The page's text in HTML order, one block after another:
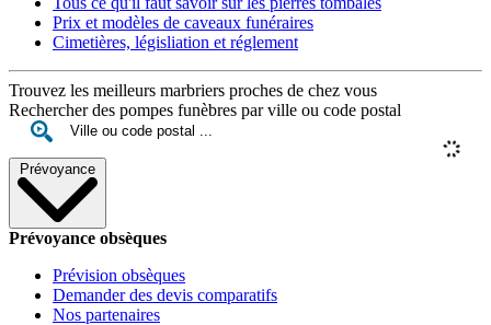
Prix et modèles de caveaux funéraires
Cimetières, législiation et réglement
Trouvez les meilleurs marbriers proches de chez vous
Rechercher des pompes funèbres par ville ou code postal
Prévoyance
Prévoyance obsèques
Prévision obsèques
Demander des devis comparatifs
Nos partenaires